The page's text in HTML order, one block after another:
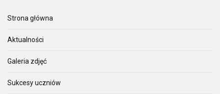
Strona główna
Aktualności
Galeria zdjęć
Sukcesy uczniów